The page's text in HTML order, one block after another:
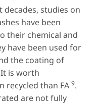
decades, studies on
have been
their chemical and
have been used for
the coating of
is worth
recycled than FA 9.
are not fully